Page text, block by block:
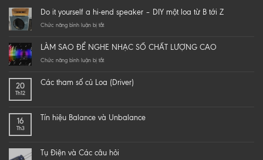
Do it yourself a hi-end speaker – DIY một loa từ B tới Z
Chức năng bình luận bị tắtở
yourself
a
speaker
loa
Z
LÀM SAO ĐỂ NGHE NHẠC SỐ CHẤT LƯỢNG CAO
Chức năng bình luận bị tắtở
ĐỂ
CHẤT
20
Th12
Các tham số củ Loa (Driver)
16
Th3
Tín hiệu Balance và Unbalance
Tụ Điện và Các câu hỏi